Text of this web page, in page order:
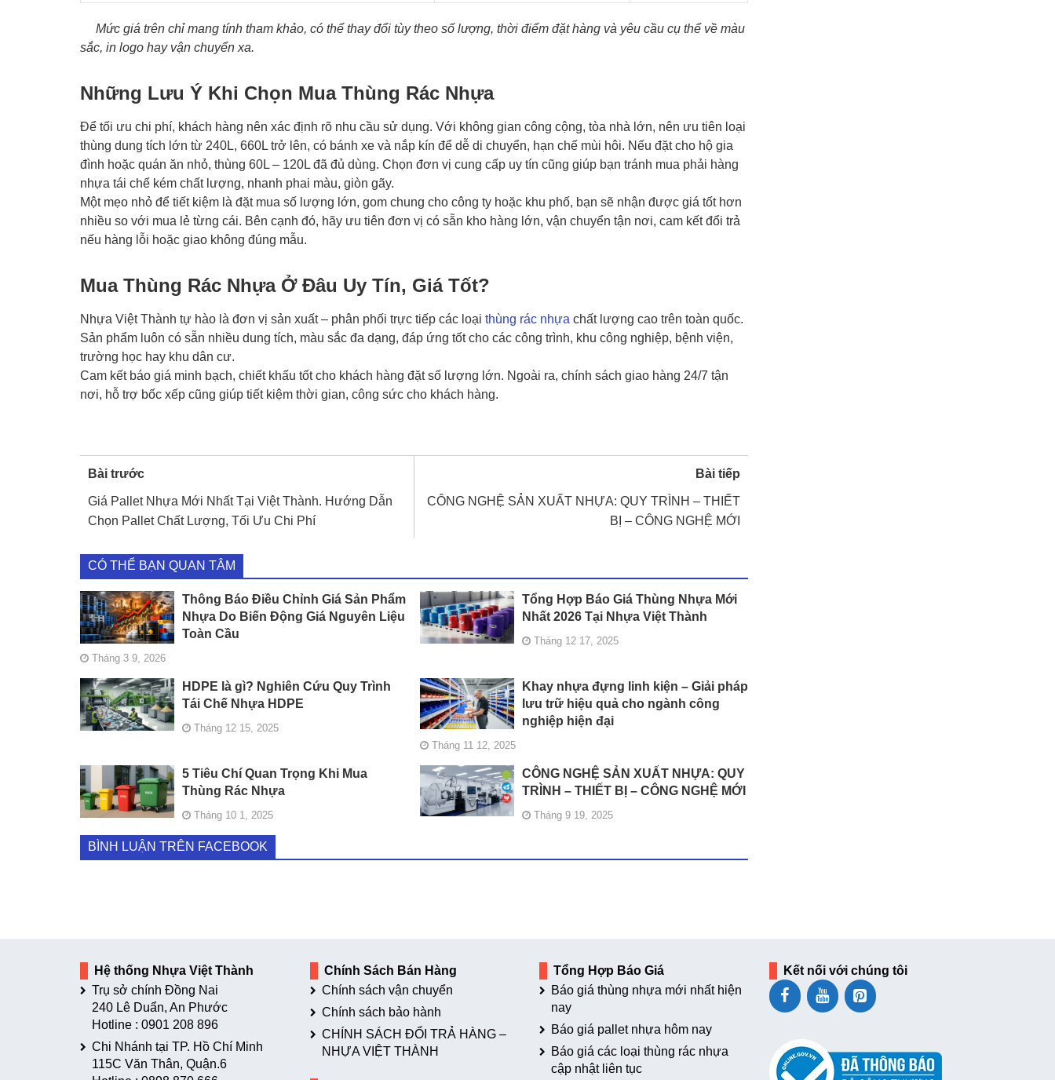
Mức giá trên chỉ mang tính tham khảo, có thể thay đổi tùy theo số lượng, thời điểm đặt hàng và yêu cầu cụ thể về màu
sắc, in logo hay vận chuyển xa.
Những Lưu Ý Khi Chọn Mua Thùng Rác Nhựa
Để tối ưu chi phí, khách hàng nên xác định rõ nhu cầu sử dụng. Với không gian công cộng, tòa nhà lớn, nên ưu tiên loại
thùng dung tích lớn từ 240L, 660L trở lên, có bánh xe và nắp kín để dễ di chuyển, hạn chế mùi hôi. Nếu đặt cho hộ gia
đình hoặc quán ăn nhỏ, thùng 60L – 120L đã đủ dùng. Chọn đơn vị cung cấp uy tín cũng giúp bạn tránh mua phải hàng
nhựa tái chế kém chất lượng, nhanh phai màu, giòn gãy.
Một mẹo nhỏ để tiết kiệm là đặt mua số lượng lớn, gom chung cho công ty hoặc khu phố, bạn sẽ nhận được giá tốt hơn
nhiều so với mua lẻ từng cái. Bên cạnh đó, hãy ưu tiên đơn vị có sẵn kho hàng lớn, vận chuyển tận nơi, cam kết đổi trả
nếu hàng lỗi hoặc giao không đúng mẫu.
Mua Thùng Rác Nhựa Ở Đâu Uy Tín, Giá Tốt?
Nhựa Việt Thành tự hào là đơn vị sản xuất – phân phối trực tiếp các loại thùng rác nhựa chất lượng cao trên toàn quốc.
Sản phẩm luôn có sẵn nhiều dung tích, màu sắc đa dạng, đáp ứng tốt cho các công trình, khu công nghiệp, bệnh viện,
trường học hay khu dân cư.
Cam kết báo giá minh bạch, chiết khấu tốt cho khách hàng đặt số lượng lớn. Ngoài ra, chính sách giao hàng 24/7 tận
nơi, hỗ trợ bốc xếp cũng giúp tiết kiệm thời gian, công sức cho khách hàng.
Bài trước
Giá Pallet Nhựa Mới Nhất Tại Việt Thành. Hướng Dẫn
Chọn Pallet Chất Lượng, Tối Ưu Chi Phí
Bài tiếp
CÔNG NGHỆ SẢN XUẤT NHỰA: QUY TRÌNH – THIẾT
BỊ – CÔNG NGHỆ MỚI
CÓ THỂ BẠN QUAN TÂM
Thông Báo Điều Chỉnh Giá Sản Phẩm
Nhựa Do Biến Động Giá Nguyên Liệu
Toàn Cầu
Tháng 3 9, 2026
Tổng Hợp Báo Giá Thùng Nhựa Mới
Nhất 2026 Tại Nhựa Việt Thành
Tháng 12 17, 2025
HDPE là gì? Nghiên Cứu Quy Trình
Tái Chế Nhựa HDPE
Tháng 12 15, 2025
Khay nhựa đựng linh kiện – Giải pháp
lưu trữ hiệu quả cho ngành công
nghiệp hiện đại
Tháng 11 12, 2025
5 Tiêu Chí Quan Trọng Khi Mua
Thùng Rác Nhựa
Tháng 10 1, 2025
CÔNG NGHỆ SẢN XUẤT NHỰA: QUY
TRÌNH – THIẾT BỊ – CÔNG NGHỆ MỚI
Tháng 9 19, 2025
BÌNH LUẬN TRÊN FACEBOOK
Hệ thống Nhựa Việt Thành
Trụ sở chính Đồng Nai
240 Lê Duẩn, An Phước
Hotline : 0901 208 896
Chi Nhánh tại TP. Hồ Chí Minh
115C Văn Thân, Quận.6
Chính Sách Bán Hàng
Chính sách vận chuyển
Chính sách bảo hành
CHÍNH SÁCH ĐỔI TRẢ HÀNG –
NHỰA VIỆT THÀNH
Tổng Hợp Báo Giá
Báo giá thùng nhựa mới nhất hiện
nay
Báo giá pallet nhựa hôm nay
Báo giá các loại thùng rác nhựa
cập nhật liên tục
Kết nối với chúng tôi